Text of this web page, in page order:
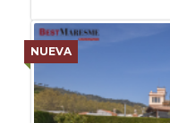
NUEVA